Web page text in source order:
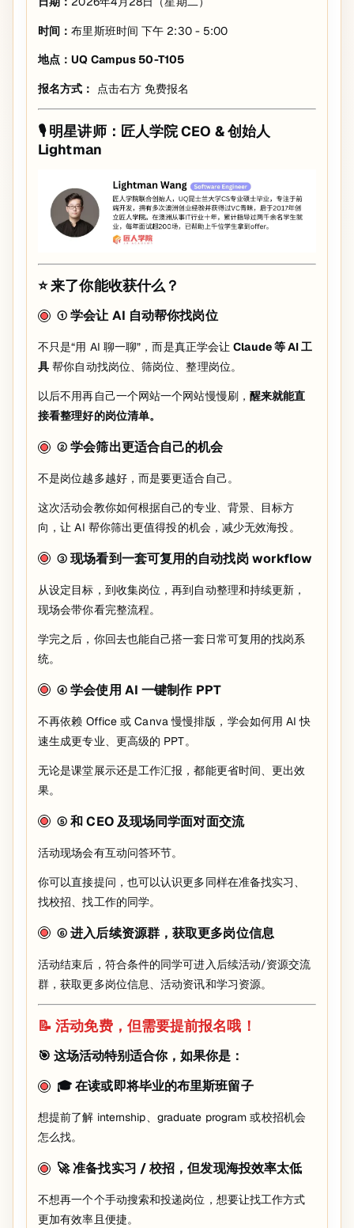
时间：布里斯班时间 下午 2:30 - 5:00
地点：UQ Campus 50-T105
报名方式： 点击右方 免费报名
🎙️ 明星讲师：匠人学院 CEO & 创始人
Lightman
⭐ 来了你能收获什么？
① 学会让 AI 自动帮你找岗位
不只是“用 AI 聊一聊”，而是真正学会让Claude 等 AI 工
具 帮你自动找岗位、筛岗位、整理岗位。
以后不用再自己一个网站一个网站慢慢刷， 醒来就能直
接看整理好的岗位清单。
② 学会筛出更适合自己的机会
不是岗位越多越好，而是要更适合自己。
这次活动会教你如何根据自己的专业、背景、目标方
向，让 AI 帮你筛出更值得投的机会，减少无效海投。
③ 现场看到一套可复用的自动找岗 workflow
从设定目标，到收集岗位，再到自动整理和持续更新，
现场会带你看完整流程。
学完之后，你回去也能自己搭一套日常可复用的找岗系
统。
④ 学会使用 AI 一键制作 PPT
不再依赖 Office 或 Canva 慢慢排版，学会如何用 AI 快
速生成更专业、更高级的 PPT。
无论是课堂展示还是工作汇报，都能更省时间、更出效
果。
⑤ 和 CEO 及现场同学面对面交流
活动现场会有互动问答环节。
你可以直接提问，也可以认识更多同样在准备找实习、
找校招、找工作的同学。
⑥ 进入后续资源群，获取更多岗位信息
活动结束后，符合条件的同学可进入后续活动/资源交流
群，获取更多岗位信息、活动资讯和学习资源。
📝 活动免费，但需要提前报名哦！
🎯 这场活动特别适合你，如果你是：
🎓 在读或即将毕业的布里斯班留子
想提前了解 internship、graduate program 或校招机会
怎么找。
🚀 准备找实习 / 校招，但发现海投效率太低
不想再一个个手动搜索和投递岗位，想要让找工作方式
更加有效率且便捷。